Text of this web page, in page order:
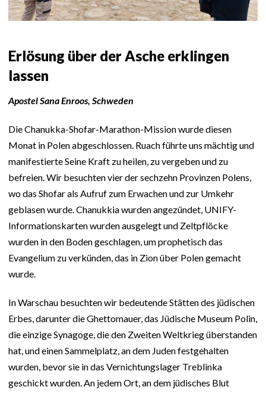
Erlösung über der Asche erklingen
lassen
Apostel Sana Enroos, Schweden
Die Chanukka-Shofar-Marathon-Mission wurde diesen
Monat in Polen abgeschlossen. Ruach führte uns mächtig und
manifestierte Seine Kraft zu heilen, zu vergeben und zu
befreien. Wir besuchten vier der sechzehn Provinzen Polens,
wo das Shofar als Aufruf zum Erwachen und zur Umkehr
geblasen wurde. Chanukkia wurden angezündet, UNIFY-
Informationskarten wurden ausgelegt und Zeltpflöcke
wurden in den Boden geschlagen, um prophetisch das
Evangelium zu verkünden, das in Zion über Polen gemacht
wurde.
In Warschau besuchten wir bedeutende Stätten des jüdischen
Erbes, darunter die Ghettomauer, das Jüdische Museum Polin,
die einzige Synagoge, die den Zweiten Weltkrieg überstanden
hat, und einen Sammelplatz, an dem Juden festgehalten
wurden, bevor sie in das Vernichtungslager Treblinka
geschickt wurden. An jedem Ort, an dem jüdisches Blut